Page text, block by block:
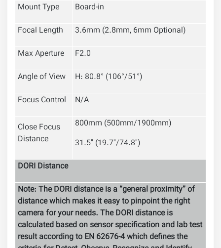
Mount Type
Board-in
Focal Length
3.6mm (2.8mm, 6mm Optional)
Max Aperture
F2.0
Angle of View
H: 80.8° (106°/51°)
Focus Control
N/A
Close Focus
Distance
800mm (500mm/1900mm)
31.5'' (19.7''/74.8'')
DORI Distance
Note: The DORI distance is a “general proximity” of
distance which makes it easy to pinpoint the right
camera for your needs. The DORI distance is
calculated based on sensor specification and lab test
result according to EN 62676-4 which defines the